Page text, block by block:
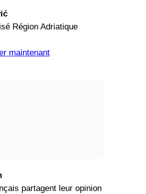
Région Adriatique
maintenant
partagent leur opinion